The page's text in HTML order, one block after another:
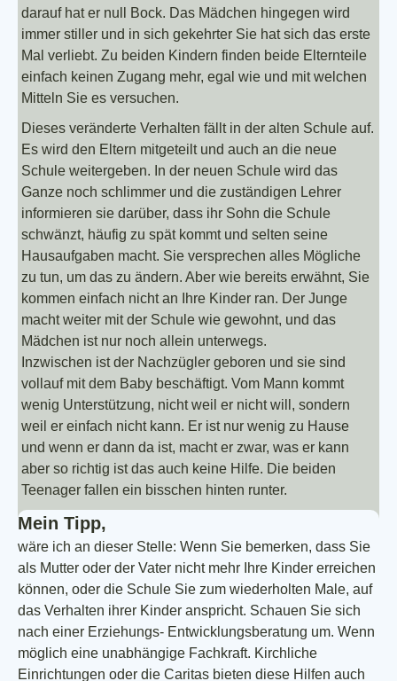
darauf hat er null Bock. Das Mädchen hingegen wird
immer stiller und in sich gekehrter Sie hat sich das erste
Mal verliebt. Zu beiden Kindern finden beide Elternteile
einfach keinen Zugang mehr, egal wie und mit welchen
Mitteln Sie es versuchen.
Dieses veränderte Verhalten fällt in der alten Schule auf.
Es wird den Eltern mitgeteilt und auch an die neue
Schule weitergeben. In der neuen Schule wird das
Ganze noch schlimmer und die zuständigen Lehrer
informieren sie darüber, dass ihr Sohn die Schule
schwänzt, häufig zu spät kommt und selten seine
Hausaufgaben macht. Sie versprechen alles Mögliche
zu tun, um das zu ändern. Aber wie bereits erwähnt, Sie
kommen einfach nicht an Ihre Kinder ran. Der Junge
macht weiter mit der Schule wie gewohnt, und das
Mädchen ist nur noch allein unterwegs.
Inzwischen ist der Nachzügler geboren und sie sind
vollauf mit dem Baby beschäftigt. Vom Mann kommt
wenig Unterstützung, nicht weil er nicht will, sondern
weil er einfach nicht kann. Er ist nur wenig zu Hause
und wenn er dann da ist, macht er zwar, was er kann
aber so richtig ist das auch keine Hilfe. Die beiden
Teenager fallen ein bisschen hinten runter.
Mein Tipp,
wäre ich an dieser Stelle: Wenn Sie bemerken, dass Sie
als Mutter oder der Vater nicht mehr Ihre Kinder erreichen
können, oder die Schule Sie zum wiederholten Male, auf
das Verhalten ihrer Kinder anspricht. Schauen Sie sich
nach einer Erziehungs- Entwicklungsberatung um. Wenn
möglich eine unabhängige Fachkraft. Kirchliche
Einrichtungen oder die Caritas bieten diese Hilfen auch